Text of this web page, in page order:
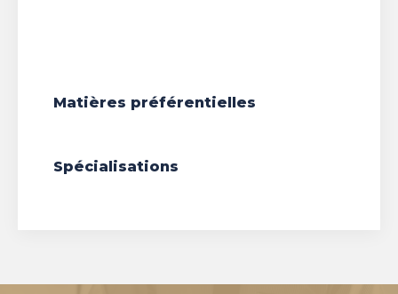
Matières préférentielles
Spécialisations